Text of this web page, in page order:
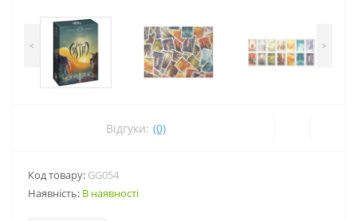
< >
Відгуки: (0)
Код товару: GG054
Наявність: В наявності